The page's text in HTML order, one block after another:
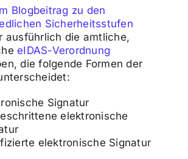
Blogbeitrag zu den
Sicherheitsstufen
ausführlich die amtliche,
eIDAS-Verordnung
die folgende Formen der
Signatur
elektronische
elektronische Signatur